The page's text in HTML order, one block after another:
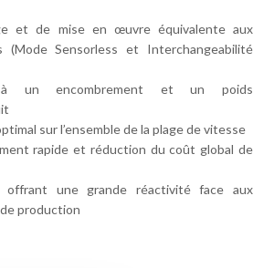
et de mise en œuvre équivalente aux
(Mode Sensorless et Interchangeabilité
à un encombrement et un poids
sur l’ensemble de la plage de vitesse
rapide et réduction du coût global de
offrant une grande réactivité face aux
production